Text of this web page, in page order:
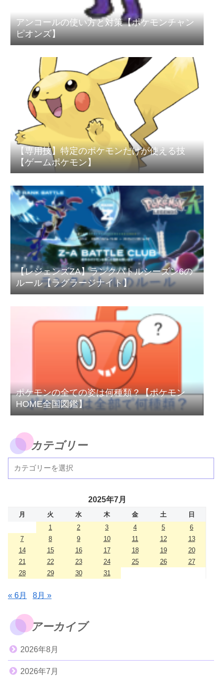
アンコールの使い方と対策【ポケモンチャン
ピオンズ】
【専用技】特定のポケモンだけが使える技
【ゲームポケモン】
【レジェンズZA】ランクバトルシーズン6の
ルール【ラグラージナイト】
ポケモンの全ての姿は何種類？【ポケモン
HOME全国図鑑】
カテゴリー
2025年7月
月 火 水 木 金 土
日
1
2 3 4 5
6
7
8 9 10 11 12
13
14
15 16 17 18 19
20
21
22 23 24 25 26
27
28
29 30 31
« 6月 8月 »
アーカイブ
2026年8月
2026年7月